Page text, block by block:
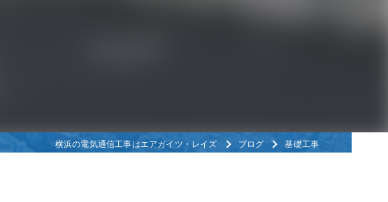
横浜の電気通信工事はエアガイツ・レイズ ブログ 基礎工事